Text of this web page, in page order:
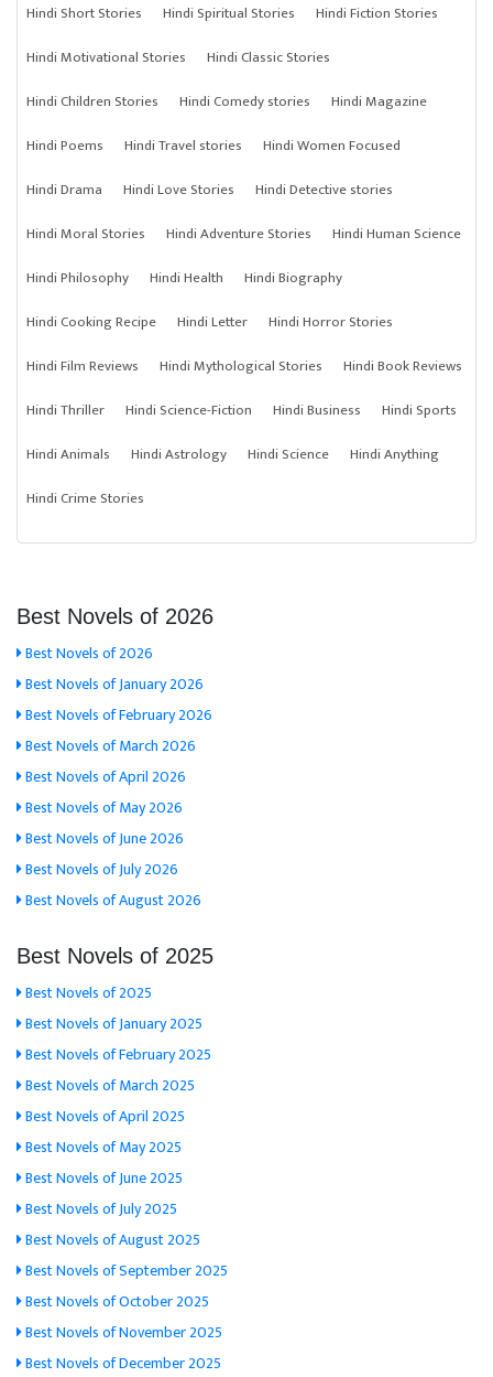
Hindi Short Stories Hindi Spiritual Stories
Hindi Fiction Stories
Hindi Motivational Stories
Hindi Classic Stories
Hindi Children Stories
Hindi Comedy stories
Hindi Magazine
Hindi Poems
Hindi Travel stories
Hindi Women Focused
Hindi Drama
Hindi Love Stories
Hindi Detective stories
Hindi Moral Stories
Hindi Adventure Stories
Hindi Human Science
Hindi Philosophy
Hindi Health
Hindi Biography
Hindi Cooking Recipe
Hindi Letter
Hindi Horror Stories
Hindi Film Reviews
Hindi Mythological Stories
Hindi Book Reviews
Hindi Thriller
Hindi Science-Fiction Hindi Business
Hindi Sports
Hindi Animals
Hindi Astrology Hindi Science
Hindi Anything
Hindi Crime Stories
Best Novels of 2026
Best Novels of 2026
Best Novels of January 2026
Best Novels of February 2026
Best Novels of March 2026
Best Novels of April 2026
Best Novels of May 2026
Best Novels of June 2026
Best Novels of July 2026
Best Novels of August 2026
Best Novels of 2025
Best Novels of 2025
Best Novels of January 2025
Best Novels of February 2025
Best Novels of March 2025
Best Novels of April 2025
Best Novels of May 2025
Best Novels of June 2025
Best Novels of July 2025
Best Novels of August 2025
Best Novels of September 2025
Best Novels of October 2025
Best Novels of November 2025
Best Novels of December 2025